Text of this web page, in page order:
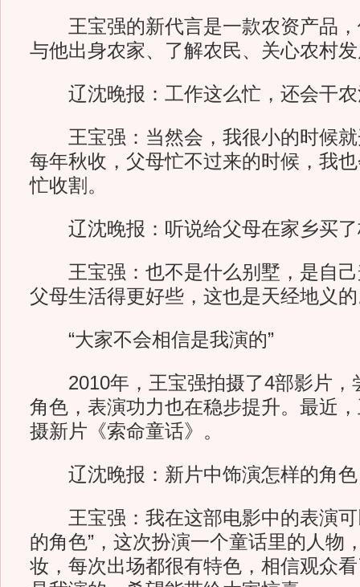
王宝强的新代言是一款农资产品，
与他出身农家、了解农民、关心农村
辽沈晚报：工作这么忙，还会干农
王宝强：当然会，我很小的时候就
每年秋收，父母忙不过来的时候，我
忙收割。
辽沈晚报：听说给父母在家乡买了
王宝强：也不是什么别墅，是自己
父母生活得更好些，这也是天经地义
“大家不会相信是我演的”
2010年，王宝强拍摄了4部影片，
角色，表演功力也在稳步提升。最近
摄新片《索命童话》。
辽沈晚报：新片中饰演怎样的角色
王宝强：我在这部电影中的表演可
的角色”，这次扮演一个童话里的人物
妆，每次出场都很有特色，相信观众